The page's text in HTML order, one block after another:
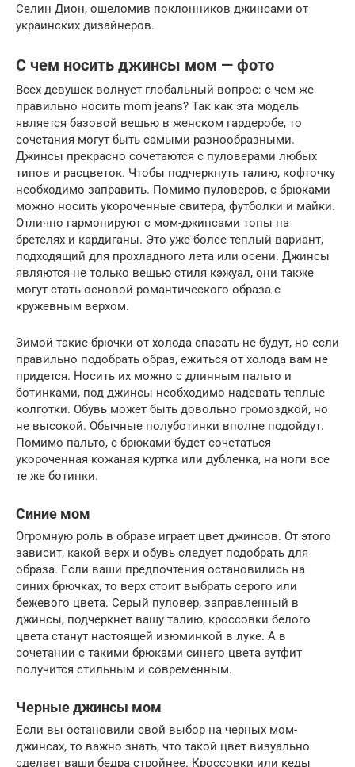
Селин Дион, ошеломив поклонников джинсами от
украинских дизайнеров.
С чем носить джинсы мом — фото
Всех девушек волнует глобальный вопрос: с чем же
правильно носить mom jeans? Так как эта модель
является базовой вещью в женском гардеробе, то
сочетания могут быть самыми разнообразными.
Джинсы прекрасно сочетаются с пуловерами любых
типов и расцветок. Чтобы подчеркнуть талию, кофточку
необходимо заправить. Помимо пуловеров, с брюками
можно носить укороченные свитера, футболки и майки.
Отлично гармонируют с мом-джинсами топы на
бретелях и кардиганы. Это уже более теплый вариант,
подходящий для прохладного лета или осени. Джинсы
являются не только вещью стиля кэжуал, они также
могут стать основой романтического образа с
кружевным верхом.
Зимой такие брючки от холода спасать не будут, но если
правильно подобрать образ, ежиться от холода вам не
придется. Носить их можно с длинным пальто и
ботинками, под джинсы необходимо надевать теплые
колготки. Обувь может быть довольно громоздкой, но
не высокой. Обычные полуботинки вполне подойдут.
Помимо пальто, с брюками будет сочетаться
укороченная кожаная куртка или дубленка, на ноги все
те же ботинки.
Синие мом
Огромную роль в образе играет цвет джинсов. От этого
зависит, какой верх и обувь следует подобрать для
образа. Если ваши предпочтения остановились на
синих брючках, то верх стоит выбрать серого или
бежевого цвета. Серый пуловер, заправленный в
джинсы, подчеркнет вашу талию, кроссовки белого
цвета станут настоящей изюминкой в луке. А в
сочетании с такими брюками синего цвета аутфит
получится стильным и современным.
Черные джинсы мом
Если вы остановили свой выбор на черных мом-
джинсах, то важно знать, что такой цвет визуально
сделает ваши бедра стройнее. Кроссовки или кеды